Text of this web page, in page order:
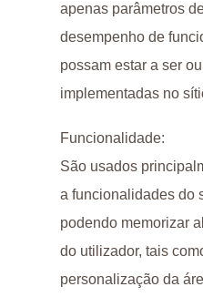
apenas parâmetros
desempenho de
possam estar a ser
implementadas no
Funcionalidade:
São usados
a funcionalidades do
podendo memorizar
do utilizador, tais
personalização da